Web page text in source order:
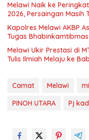
Melawi Naik ke
2026, Persaingan Masih
Kapolres Melawi AKBP
Tugas Bhabinkamtibmas
Melawi Ukir Prestasi di
Tulis Ilmiah Melaju ke
Camat Melawi
PINOH UTARA
Pj